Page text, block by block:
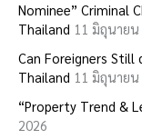
rNominee” Criminal
Thailand 11 มิถุนายน
Can Foreigners Still
Thailand 11 มิถุนายน
“Property Trend &
2026